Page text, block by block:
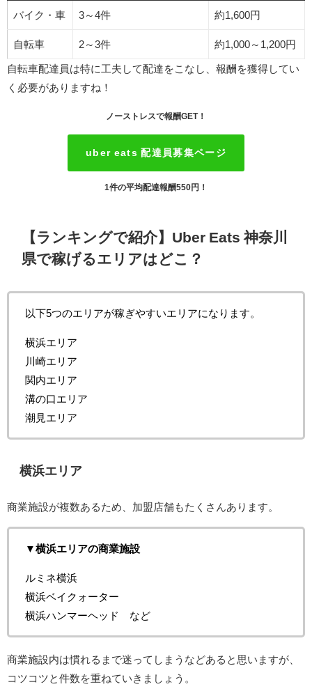
バイク・車 3～4件 約1,600円
自転車 2～3件 約1,000～1,200円
自転車配達員は特に工夫して配達をこなし、報酬を獲得してい
く必要がありますね！
ノーストレスで報酬GET！
uber eats 配達員募集ページ
1件の平均配達報酬550円！
【ランキングで紹介】Uber Eats 神奈川
県で稼げるエリアはどこ？
以下5つのエリアが稼ぎやすいエリアになります。
横浜エリア
川崎エリア
関内エリア
溝の口エリア
潮見エリア
横浜エリア
商業施設が複数あるため、加盟店舗もたくさんあります。
▼横浜エリアの商業施設
ルミネ横浜
横浜ベイクォーター
横浜ハンマーヘッド など
商業施設内は慣れるまで迷ってしまうなどあると思いますが、
コツコツと件数を重ねていきましょう。